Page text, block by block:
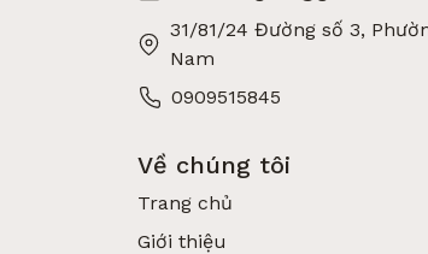
31/81/24 Đường số 3,
Nam
0909515845
Về chúng tôi
Trang chủ
Giới thiệu